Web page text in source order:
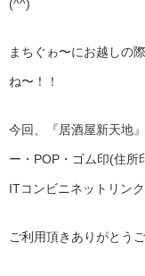
(^^)
まちぐゎ〜にお越しの
ね〜！！
今回、『居酒屋新天地
ー・POP・ゴム印(住所
ITコンビニネットリン
ご利用頂きありがとう